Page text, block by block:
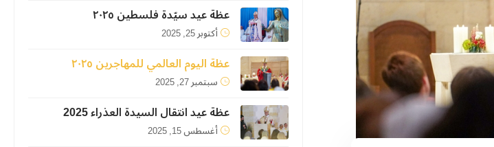
عظة عيد سيّدة فلسطين ٢٠٢٥
أكتوبر 25, 2025
عظة اليوم العالمي للمهاجرين ٢٠٢٥
سبتمبر 27, 2025
عظة عيد انتقال السيدة العذراء 2025
أغسطس 15, 2025